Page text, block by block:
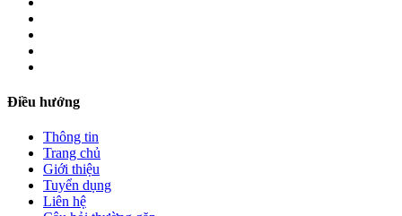
Điều hướng
Thông tin
Trang chủ
Giới thiệu
Tuyển dụng
Liên hệ